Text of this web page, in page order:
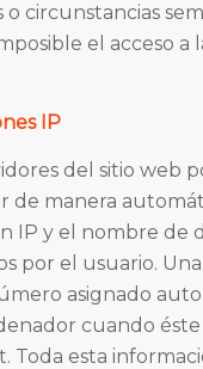
o circunstancias
el acceso a
IP
del sitio web
de manera
IP y el nombre de
por el usuario.
asignado
cuando éste
Toda esta